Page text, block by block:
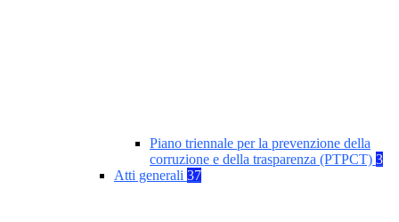
Piano triennale per la prevenzione della
corruzione e della trasparenza (PTPCT) 3
Atti generali 37